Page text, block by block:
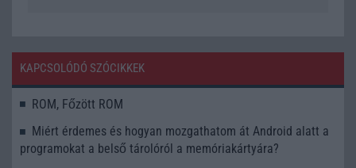
KAPCSOLÓDÓ SZÓCIKKEK
ROM, Főzött ROM
Miért érdemes és hogyan mozgathatom át Android alatt a
programokat a belső tárolóról a memóriakártyára?